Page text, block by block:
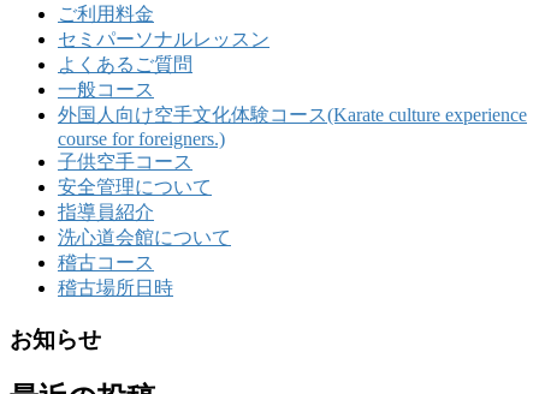
ご利用料金
セミパーソナルレッスン
よくあるご質問
一般コース
外国人向け空手文化体験コース(Karate culture experience
course for foreigners.)
子供空手コース
安全管理について
指導員紹介
洗心道会館について
稽古コース
稽古場所日時
お知らせ